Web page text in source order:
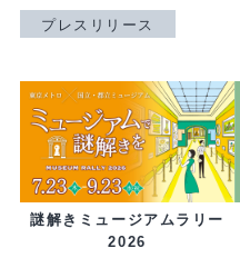
プレスリリース
謎解きミュージアムラリー
2026